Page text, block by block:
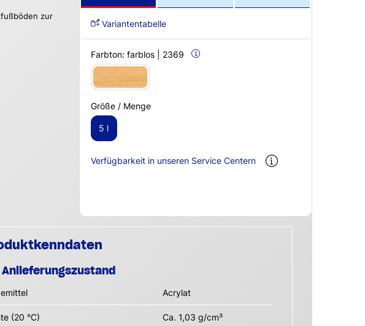
zur
Variantentabelle
Farbton: farblos | 2369
Größe / Menge
5 l
Verfügbarkeit in unseren Service Centern
Acrylat
(20 °C) Ca. 1,03 g/cm³